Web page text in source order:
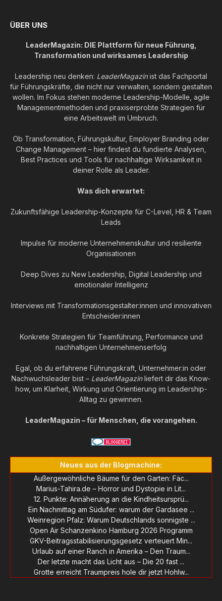
ÜBER UNS
LeaderMagazin: DIE Plattform für neue Führung,
Transformation und wirksames Leadership
Leadership neu denken: LeaderMagazinist das Fachportal
für Führungskräfte, die nicht nur verwalten, sondern gestalten
wollen. Im Fokus stehen moderne Leadership-Modelle, agile
Managementmethoden und praxiserprobte Strategien für
eine Arbeitswelt im Umbruch.
Ob Transformation, Führungskultur, Employer Branding oder
Change Management – hier findest du fundierte Analysen,
Best Practices und Tools für nachhaltige Wirksamkeit in
deiner Rolle als Leader.
Was dich erwartet:
Zukunftsfähige Leadership-Konzepte für C-Level, HR & Team
Leads
Impulse für moderne Unternehmenskultur und resiliente
Organisationen
Deep Dives zu New Leadership, Digital Leadership und
emotionaler Intelligenz
Interviews mit Transformationsgestalter:innen und innovativen
Entscheider:innen
Konkrete Strategien für Teamführung, Performance und
nachhaltigen Unternehmenserfolg
Egal, ob du erfahrene Führungskraft, Unternehmer:in oder
Nachwuchsleader bist – LeaderMagazinliefert dir das Know-
how, um Klarheit, Wirkung und Orientierung im Leadership-
Alltag zu gewinnen.
LeaderMagazin – für Menschen, die vorangehen.
Neues aus der Blogmachine:
Außergewöhnliche Bäume für den Garten: Fäc...
Marius-Tahira.de – Horror und Dystopie in Lit...
12. Punkte: Annäherung an die Kindheitsursprü...
Ein Nachmittag am Südufer: warum der Gardasee ...
Weinregion Pfalz: Warum Deutschlands sonnigste ...
Open Air Schanzenkino Hamburg 2026 Programm
GKV-Beitragsstabilisierungsgesetz verteuert Min...
Urlaub auf einer Ranch in Amerika – Den Traum...
Der letzte macht das Licht aus – Die 20 fast ...
Grotte erreicht Traumpreis hole dir jetzt Hohlw...